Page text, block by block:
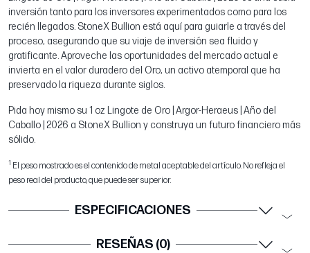
inversión tanto para los inversores experimentados como para los
recién llegados. StoneX Bullion está aquí para guiarle a través del
proceso, asegurando que su viaje de inversión sea fluido y
gratificante. Aproveche las oportunidades del mercado actual e
invierta en el valor duradero del Oro, un activo atemporal que ha
preservado la riqueza durante siglos.
Pida hoy mismo su 1 oz Lingote de Oro | Argor-Heraeus | Año del
Caballo | 2026 a StoneX Bullion y construya un futuro financiero más
sólido.
1 El peso mostrado es el contenido de metal aceptable del artículo. No refleja el
peso real del producto, que puede ser superior.
ESPECIFICACIONES
RESEÑAS (0)